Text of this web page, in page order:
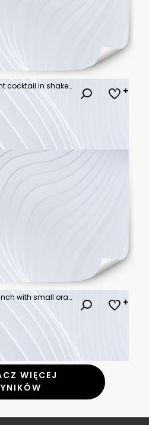
Refreshing watermelon mint cocktail in shaker, ice cubes visible, preparation, tart, close up
Fresh green bay leaves branch with small orange berries isolated on a clean surface perfect for culinary herbs and spice design elements for cooking and organic food packaging projects
WIĘCEJ